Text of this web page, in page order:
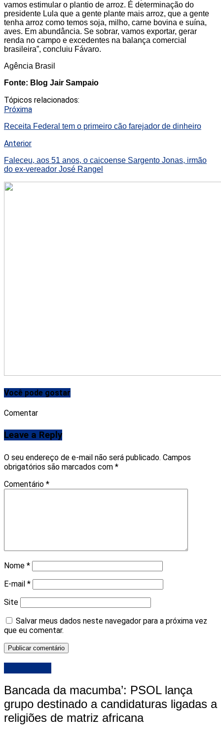
vamos estimular o plantio de arroz. É determinação do
presidente Lula que a gente plante mais arroz, que a gente
tenha arroz como temos soja, milho, carne bovina e suína,
aves. Em abundância. Se sobrar, vamos exportar, gerar
renda no campo e excedentes na balança comercial
brasileira”, concluiu Fávaro.
Agência Brasil
Fonte: Blog Jair Sampaio
Tópicos relacionados:
Próxima
Receita Federal tem o primeiro cão farejador de dinheiro
Anterior
Faleceu, aos 51 anos, o caicoense Sargento Jonas, irmão
do ex-vereador José Rangel
Você pode gostar
Comentar
Leave a Reply
O seu endereço de e-mail não será publicado. Campos
obrigatórios são marcados com *
Comentário *
Nome *
E-mail *
Site
Salvar meus dados neste navegador para a próxima vez
que eu comentar.
Bancada da macumba’: PSOL lança
grupo destinado a candidaturas ligadas a
religiões de matriz africana